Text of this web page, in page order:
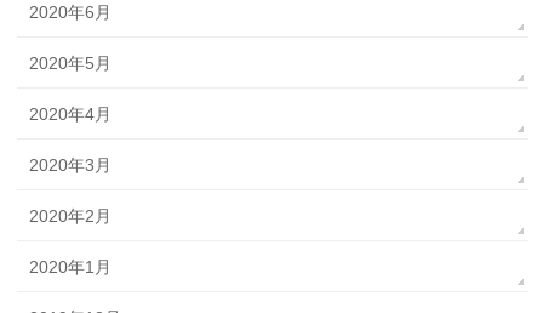
2020年6月
2020年5月
2020年4月
2020年3月
2020年2月
2020年1月